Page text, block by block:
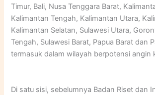
Timur, Bali, Nusa Tenggara Barat,
Kalimantan Tengah, Kalimantan Utara,
Kalimantan Selatan, Sulawesi Utara,
Tengah, Sulawesi Barat, Papua Barat dan
termasuk dalam wilayah berpotensi angin
Di satu sisi, sebelumnya Badan Riset dan